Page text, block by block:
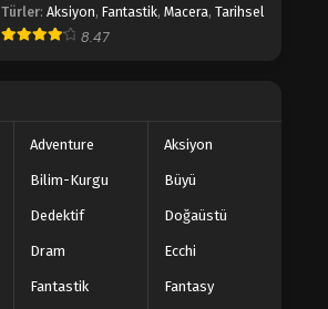
Türler: Aksiyon, Fantastik, Macera, Tarihsel
8.47
Adventure Aksiyon
Bilim-Kurgu Büyü
Dedektif Doğaüstü
Dram Ecchi
Fantastik Fantasy